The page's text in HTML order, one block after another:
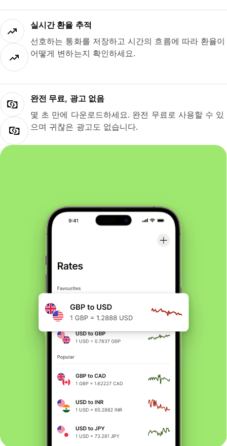
실시간 환율 추적
선호하는 통화를 저장하고 시간의 흐름에 따라 환율이
어떻게 변하는지 확인하세요.
완전 무료, 광고 없음
몇 초 만에 다운로드하세요. 완전 무료로 사용할 수 있
으며 귀찮은 광고도 없습니다.